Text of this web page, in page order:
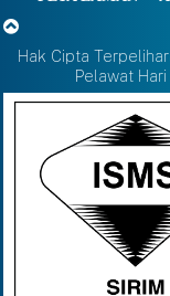
Hak Cipta
Pelawat